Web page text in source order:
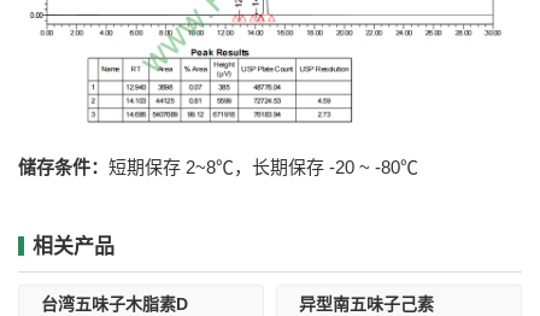
储存条件： 短期保存 2~8℃，长期保存 -20 ~ -80℃
相关产品
台湾五味子木脂素D
异型南五味子己素